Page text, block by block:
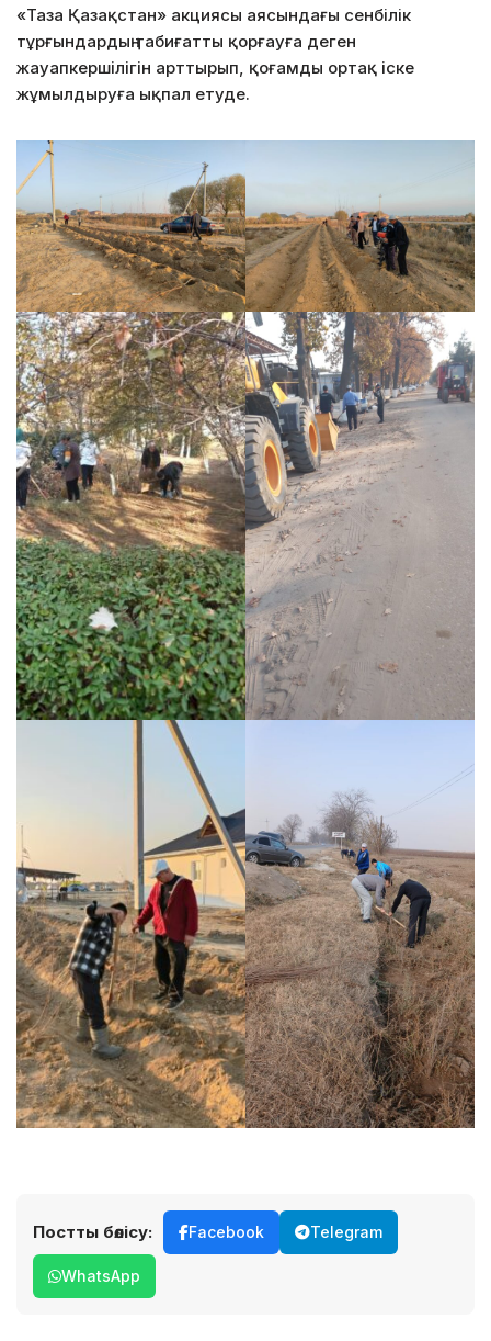
«Таза Қазақстан» акциясы аясындағы сенбілік
тұрғындардың табиғатты қорғауға деген
жауапкершілігін арттырып, қоғамды ортақ іске
жұмылдыруға ықпал етуде.
Постты бөлісу: Facebook Telegram
WhatsApp